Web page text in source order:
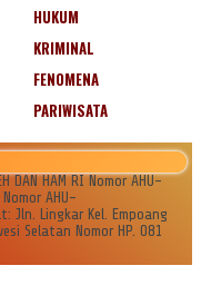
HUKUM
KRIMINAL
FENOMENA
PARIWISATA
DAN HAM RI Nomor AHU-
AHU-
Jln. Lingkar Kel. Empoang
Selatan Nomor HP. 081